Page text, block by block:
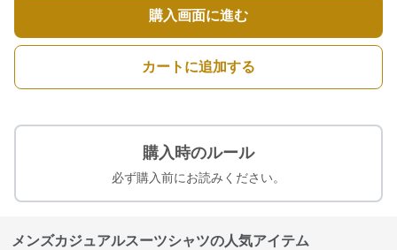
購入画面に進む
カートに追加する
購入時のルール
必ず購入前にお読みください。
メンズカジュアルスーツシャツの人気アイテム